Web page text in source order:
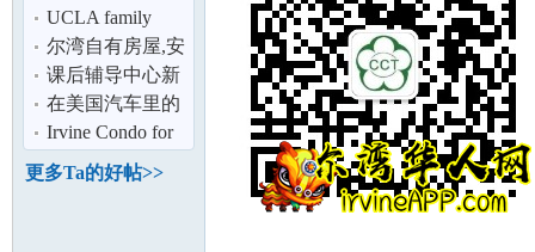
多了！学着炒南
瓜
UCLA family
house属于哪个学
区,有哪些好小
尔湾自有房屋,安
全稳定
课后辅导中心新
校特惠
在美国汽车里的
这些按钮都是啥
Irvine Condo for
Rent (康斗出租)
更多Ta的好帖>>